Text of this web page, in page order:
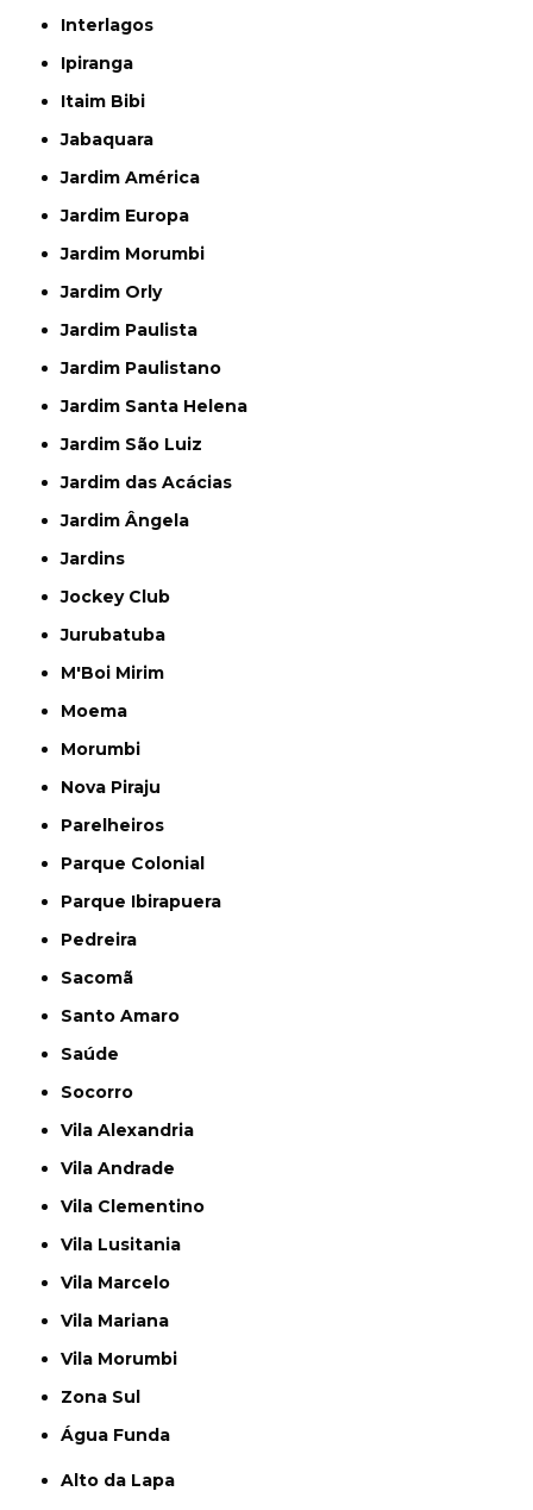
Interlagos
Ipiranga
Itaim Bibi
Jabaquara
Jardim América
Jardim Europa
Jardim Morumbi
Jardim Orly
Jardim Paulista
Jardim Paulistano
Jardim Santa Helena
Jardim São Luiz
Jardim das Acácias
Jardim Ângela
Jardins
Jockey Club
Jurubatuba
M'Boi Mirim
Moema
Morumbi
Nova Piraju
Parelheiros
Parque Colonial
Parque Ibirapuera
Pedreira
Sacomã
Santo Amaro
Saúde
Socorro
Vila Alexandria
Vila Andrade
Vila Clementino
Vila Lusitania
Vila Marcelo
Vila Mariana
Vila Morumbi
Zona Sul
Água Funda
Alto da Lapa